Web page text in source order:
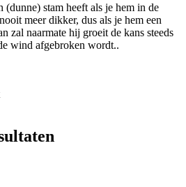
(dunne) stam heeft als je hem in de
meer dikker, dus als je hem een
zal naarmate hij groeit de kans steeds
wind afgebroken wordt..